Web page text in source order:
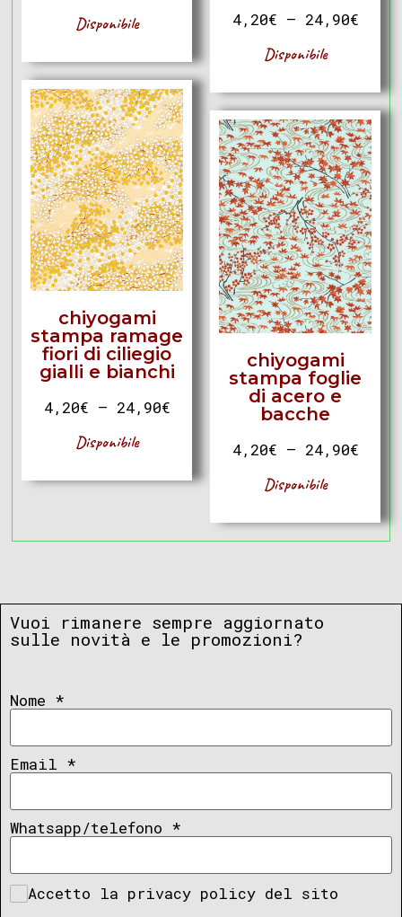
Disponibile 4,20€ – 24,90€
Disponibile
chiyogami
stampa ramage
fiori di ciliegio
gialli e bianchi
4,20€ – 24,90€
Disponibile
chiyogami
stampa foglie
di acero e
bacche
4,20€ – 24,90€
Disponibile
Vuoi rimanere sempre aggiornato
sulle novità e le promozioni?
Nome *
Email *
Whatsapp/telefono *
Accetto la privacy policy del sito